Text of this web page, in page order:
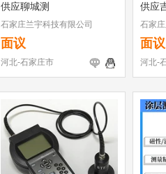
供应聊城测
石家庄兰宇科技有限公司
面议
河北-石家庄市
供应
石家
面议
河北-